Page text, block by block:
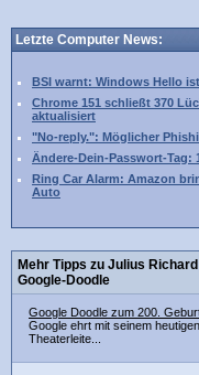
Letzte Computer News:
BSI warnt: Windows Hello
Chrome 151 schließt 370
aktualisiert
"No-reply.": Möglicher
Ändere-Dein-Passwort-Tag:
Ring Car Alarm: Amazon
Auto
Mehr Tipps zu Julius
Google-Doodle
Google Doodle zum 200.
Google ehrt mit seinem
Theaterleite...